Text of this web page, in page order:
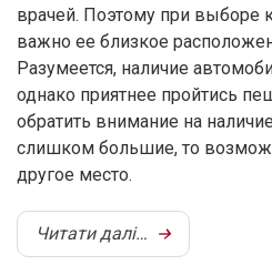
врачей. Поэтому при выборе
важно ее близкое
Разумеется, наличие
однако приятнее пройтись
обратить внимание на
слишком большие, то
другое место.
Читати далі…